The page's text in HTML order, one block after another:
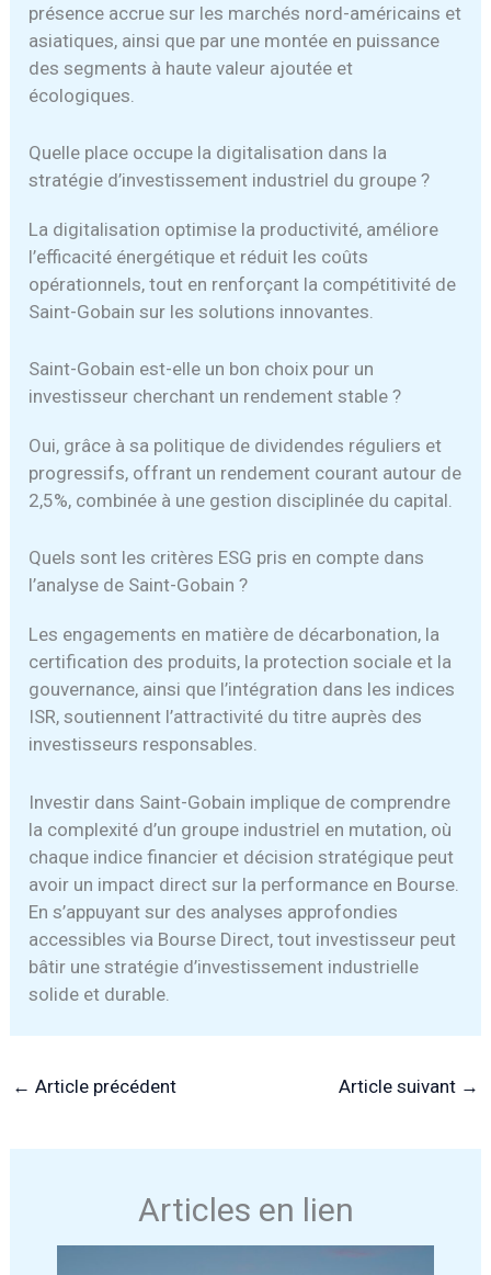
présence accrue sur les marchés nord-américains et
asiatiques, ainsi que par une montée en puissance
des segments à haute valeur ajoutée et
écologiques.
Quelle place occupe la digitalisation dans la
stratégie d’investissement industriel du groupe ?
La digitalisation optimise la productivité, améliore
l’efficacité énergétique et réduit les coûts
opérationnels, tout en renforçant la compétitivité de
Saint-Gobain sur les solutions innovantes.
Saint-Gobain est-elle un bon choix pour un
investisseur cherchant un rendement stable ?
Oui, grâce à sa politique de dividendes réguliers et
progressifs, offrant un rendement courant autour de
2,5%, combinée à une gestion disciplinée du capital.
Quels sont les critères ESG pris en compte dans
l’analyse de Saint-Gobain ?
Les engagements en matière de décarbonation, la
certification des produits, la protection sociale et la
gouvernance, ainsi que l’intégration dans les indices
ISR, soutiennent l’attractivité du titre auprès des
investisseurs responsables.
Investir dans Saint-Gobain implique de comprendre
la complexité d’un groupe industriel en mutation, où
chaque indice financier et décision stratégique peut
avoir un impact direct sur la performance en Bourse.
En s’appuyant sur des analyses approfondies
accessibles via Bourse Direct, tout investisseur peut
bâtir une stratégie d’investissement industrielle
solide et durable.
← Article précédent Article suivant →
Articles en lien